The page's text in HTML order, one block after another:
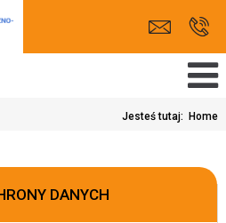
Jesteś tutaj: Home
DANYCH